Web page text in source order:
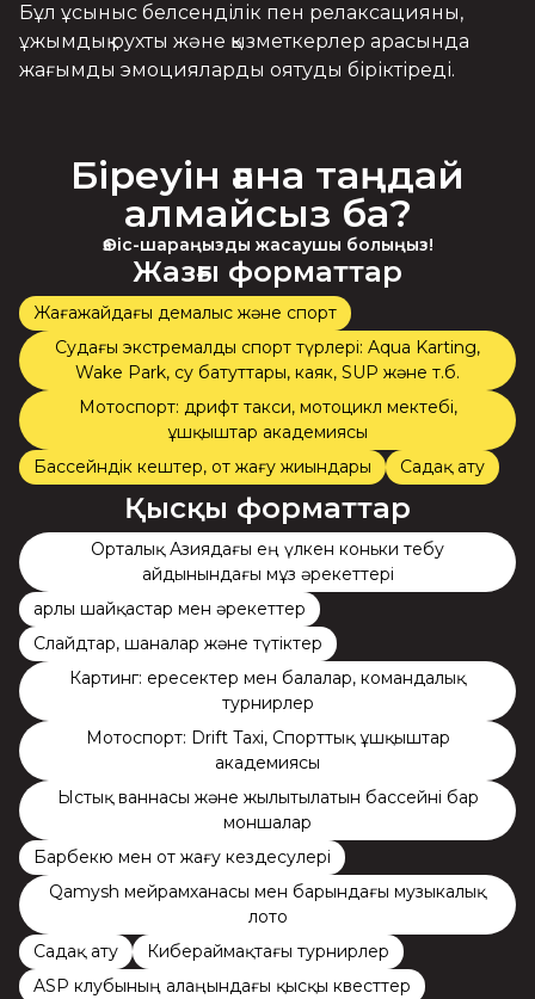
Бұл ұсыныс белсенділік пен релаксацияны,
ұжымдық рухты және қызметкерлер арасында
жағымды эмоцияларды оятуды біріктіреді.
Біреуін ғана таңдай
алмайсыз ба?
Өз іс-шараңызды жасаушы болыңыз!
Жазғы форматтар
Жағажайдағы демалыс және спорт
Судағы экстремалды спорт түрлері: Aqua Karting,
Wake Park, су батуттары, каяк, SUP және т.б.
Мотоспорт: дрифт такси, мотоцикл мектебі,
ұшқыштар академиясы
Бассейндік кештер, от жағу жиындары
Садақ ату
Қысқы форматтар
Орталық Азиядағы ең үлкен коньки тебу
айдынындағы мұз әрекеттері
Қарлы шайқастар мен әрекеттер
Слайдтар, шаналар және түтіктер
Картинг: ересектер мен балалар, командалық
турнирлер
Мотоспорт: Drift Taxi, Спорттық ұшқыштар
академиясы
Ыстық ваннасы және жылытылатын бассейні бар
моншалар
Барбекю мен от жағу кездесулері
Qamysh мейрамханасы мен барындағы музыкалық
лото
Садақ ату
Кибераймақтағы турнирлер
ASP клубының алаңындағы қысқы квесттер